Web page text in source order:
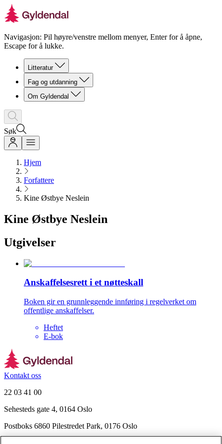
Navigasjon: Pil høyre/venstre mellom menyer, Enter for å åpne,
Escape for å lukke.
Litteratur
Fag og utdanning
Om Gyldendal
Søk
Hjem
Forfattere
Kine Østbye Neslein
Kine Østbye Neslein
Utgivelser
Anskaffelsesrett i et nøtteskall
Boken gir en grunnleggende innføring i regelverket om
offentlige anskaffelser.
Heftet
E-bok
Kontakt oss
22 03 41 00
Sehesteds gate 4, 0164 Oslo
Postboks 6860 Pilestredet Park, 0176 Oslo